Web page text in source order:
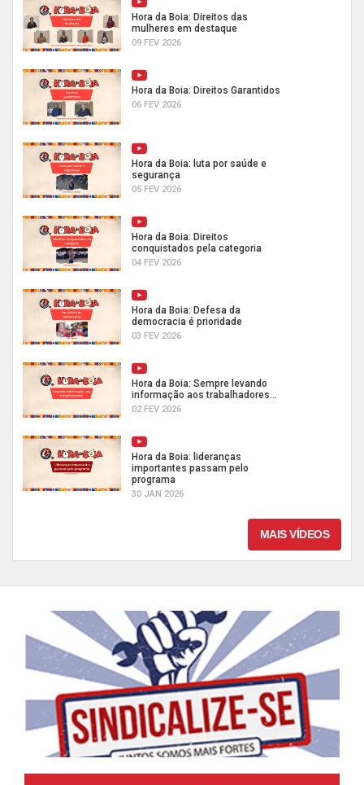
Hora da Boia: Direitos das
mulheres em destaque
09 FEV 2026
Hora da Boia: Direitos Garantidos
06 FEV 2026
Hora da Boia: luta por saúde e
segurança
05 FEV 2026
Hora da Boia: Direitos
conquistados pela categoria
04 FEV 2026
Hora da Boia: Defesa da
democracia é prioridade
03 FEV 2026
Hora da Boia: Sempre levando
informação aos trabalhadores...
02 FEV 2026
Hora da Boia: lideranças
importantes passam pelo
programa
30 JAN 2026
MAIS VÍDEOS